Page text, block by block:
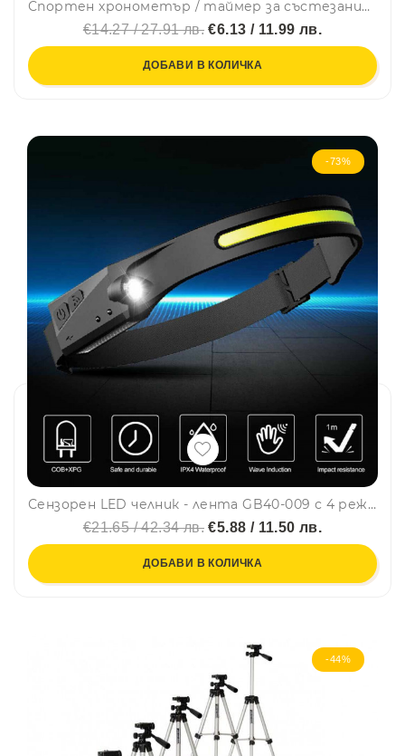
Спортен хронометър / таймер за състезания, лека атлетика и тн XL-008
€14.27 / 27.91 лв. €6.13 / 11.99 лв.
ДОБАВИ В КОЛИЧКА
-73%
Сензорен LED челник - лента GB40-009 с 4 режима и датчик, панорамен, с USB зареждане на акумулатора
€21.65 / 42.34 лв. €5.88 / 11.50 лв.
ДОБАВИ В КОЛИЧКА
-44%